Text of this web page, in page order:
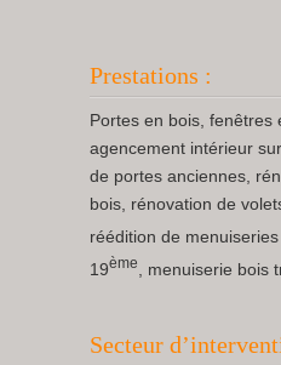
Prestations :
Portes en bois, fenêtres
agencement intérieur
de portes anciennes,
bois, rénovation de
réédition de
19ème , menuiserie bois
Secteur